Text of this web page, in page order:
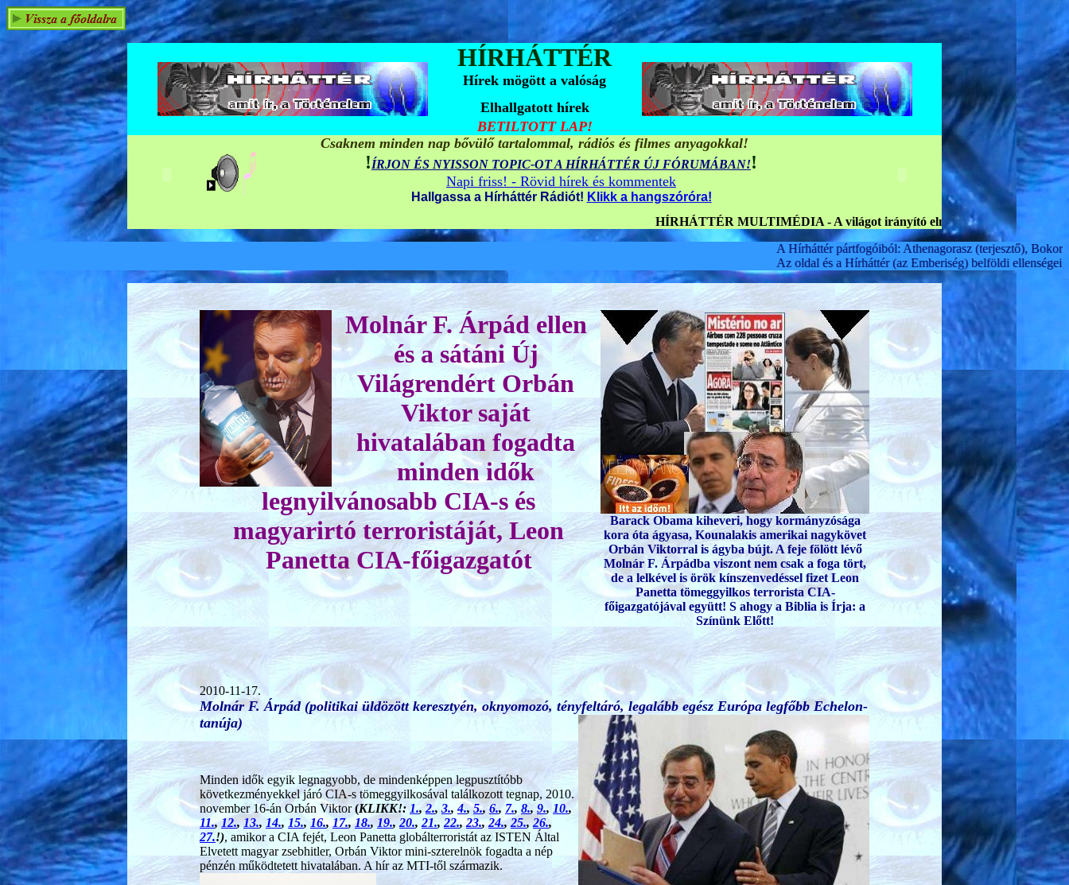
HÍRHÁTTÉR
Hírek mögött a valóság
Elhallgatott hírek
BETILTOTT LAP!
Csaknem minden nap bővülő tartalommal, rádiós és filmes anyagokkal!
!ÍRJON ÉS NYISSON TOPIC-OT A HÍRHÁTTÉR ÚJ FÓRUMÁBAN!!
Napi friss! - Rövid hírek és kommentek
Hallgassa a Hírháttér Rádiót! Klikk a hangszóróra!
HÍRHÁTTÉR MULTIMÉDIA - A világot irányító elmeuralmi Echelon-Rendszer világszintű
A Hírháttér pártfogóiból: Athenagorasz (terjesztő), Bokor Imre (ezredes
Az oldal és a Hírháttér (az Emberiség) belföldi ellenségei közül: Bajnai Gordon,
Barack Obama kiheveri, hogy kormányzósága
kora óta ágyasa, Kounalakis amerikai nagykövet
Orbán Viktorral is ágyba bújt. A feje fölött lévő
Molnár F. Árpádba viszont nem csak a foga tört,
de a lelkével is örök kínszenvedéssel fizet Leon
Panetta tömeggyilkos terrorista CIA-
főigazgatójával együtt! S ahogy a Biblia is Írja: a
Színünk Előtt!
Molnár F. Árpád ellen
és a sátáni Új
Világrendért Orbán
Viktor saját
hivatalában fogadta
minden idők
legnyilvánosabb CIA-s és
magyarirtó terroristáját, Leon
Panetta CIA-főigazgatót
2010-11-17.
Molnár F. Árpád (politikai üldözött keresztyén, oknyomozó, tényfeltáró, legalább egész Európa legfőbb Echelon-
tanúja)
Minden idők egyik legnagyobb, de mindenképpen legpusztítóbb
következményekkel járó CIA-s tömeggyilkosával találkozott tegnap, 2010.
november 16-án Orbán Viktor (KLIKK!:1., 2., 3.,4.,5.,6.,7., 8., 9., 10.,
11.,12.,13., 14., 15., 16., 17.,18., 19., 20., 21., 22., 23.,24.,25.,26.,
27.!), amikor a CIA fejét, Leon Panetta globálterroristát az ISTEN Által
Elvetett magyar zsebhitler, Orbán Viktor mini-szterelnök fogadta a nép
pénzén működtetett hivatalában. A hír az MTI-től származik.